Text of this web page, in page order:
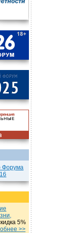
Форума
5%
>>